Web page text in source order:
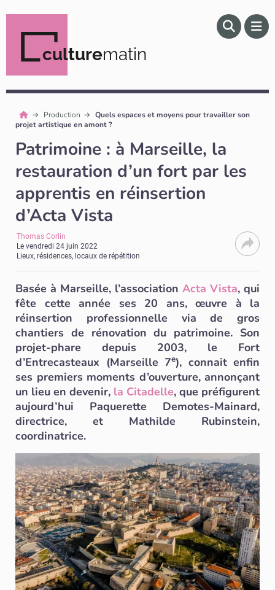
culturematin
Production
Quels espaces et moyens pour travailler son
projet artistique en amont ?
Patrimoine : à Marseille, la
restauration d’un fort par les
apprentis en réinsertion
d’Acta Vista
Thomas Corlin
Levendredi 24 juin 2022
Lieux, résidences, locaux de répétition
Basée à Marseille, l’association Acta Vista, qui
fête cette année ses 20 ans, œuvre à la
réinsertion professionnelle via de gros
chantiers de rénovation du patrimoine. Son
projet-phare depuis 2003, le Fort
d’Entrecasteaux (Marseille 7e), connait enfin
ses premiers moments d’ouverture, annonçant
un lieu en devenir, la Citadelle, que préfigurent
aujourd’hui Paquerette Demotes-Mainard,
directrice, et Mathilde Rubinstein,
coordinatrice.